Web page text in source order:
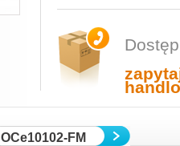
OCe10102-FM